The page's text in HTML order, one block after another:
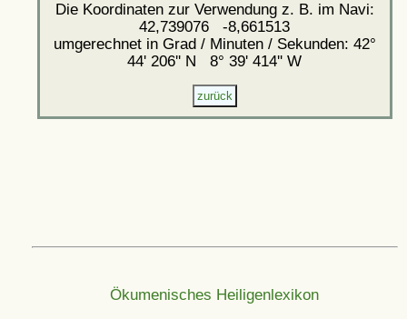
Die Koordinaten zur Verwendung z. B. im Navi:
42,739076 -8,661513
umgerechnet in Grad / Minuten / Sekunden: 42°
44' 206'' N 8° 39' 414'' W
Ökumenisches Heiligenlexikon